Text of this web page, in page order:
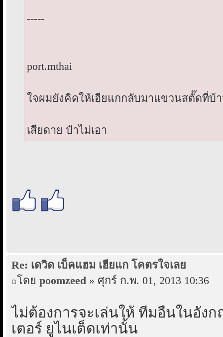
-----
port.mthai
ใจผมยังคิดให้เฮียแกกลับมาแขวนสตั๊ดที่บ้า
เสียดาย ป๋าไม่เอา
Re: เดวิด เบ็คแฮม เฮียแก โคตรใจเลย
โดย poomzeed » ศุกร์ ก.พ. 01, 2013 10:36
ไม่ต้องการจะเล่นให้ ทีมอื่นในอัง
เตอร์ ยูไนเต็ดเท่านั้น